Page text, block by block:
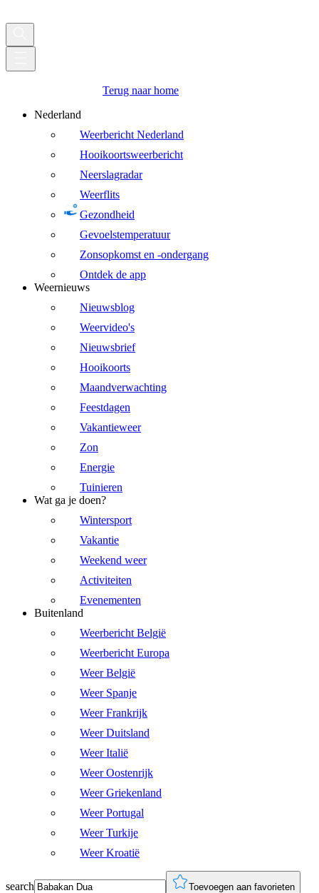
Terug naar home
Nederland
Weerbericht Nederland
Hooikoortsweerbericht
Neerslagradar
Weerflits
Gezondheid
Gevoelstemperatuur
Zonsopkomst en -ondergang
Ontdek de app
Weernieuws
Nieuwsblog
Weervideo's
Nieuwsbrief
Hooikoorts
Maandverwachting
Feestdagen
Vakantieweer
Zon
Energie
Tuinieren
Wat ga je doen?
Wintersport
Vakantie
Weekend weer
Activiteiten
Evenementen
Buitenland
Weerbericht België
Weerbericht Europa
Weer België
Weer Spanje
Weer Frankrijk
Weer Duitsland
Weer Italië
Weer Oostenrijk
Weer Griekenland
Weer Portugal
Weer Turkije
Weer Kroatië
search Toevoegen aan favorieten